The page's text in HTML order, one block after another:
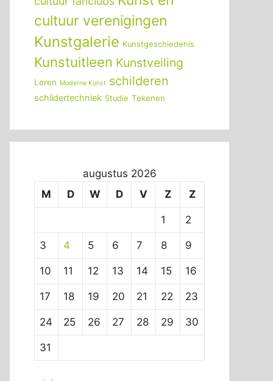
cultuur verenigingen
Kunstgalerie Kunstgeschiedenis
Kunstuitleen Kunstveiling
Leren Moderne Kunst schilderen
schildertechniek Studie Tekenen
augustus 2026
M
D W D V Z Z
1 2
3 4 5 6 7 8 9
10 11 12 13 14 15 16
17 18 19 20 21 22 23
24 25 26 27 28 29 30
31